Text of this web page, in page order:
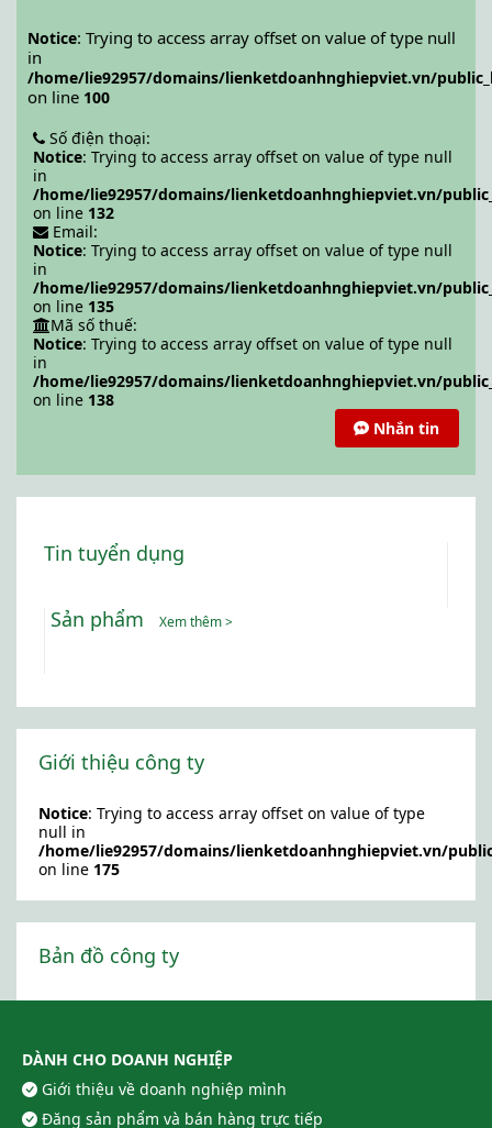
Notice: Trying to access array offset on value of type null
in
/home/lie92957/domains/lienketdoanhnghiepviet.vn/
on line 100
Số điện thoại:
Notice: Trying to access array offset on value of type null
in
/home/lie92957/domains/lienketdoanhnghiepviet.vn/
on line 132
Email:
Notice: Trying to access array offset on value of type null
in
/home/lie92957/domains/lienketdoanhnghiepviet.vn/
on line 135
Mã số thuế:
Notice: Trying to access array offset on value of type null
in
/home/lie92957/domains/lienketdoanhnghiepviet.vn/
on line 138
Nhắn tin
Tin tuyển dụng
Sản phẩm Xem thêm >
Giới thiệu công ty
Notice: Trying to access array offset on value of type
null in
/home/lie92957/domains/lienketdoanhnghiepviet.vn/
on line 175
Bản đồ công ty
DÀNH CHO DOANH NGHIỆP
Giới thiệu về doanh nghiệp mình
Đăng sản phẩm và bán hàng trực tiếp